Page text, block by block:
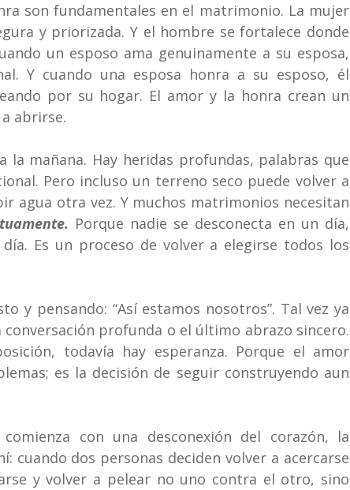
son fundamentales en el matrimonio. La mujer
y priorizada. Y el hombre se fortalece donde
un esposo ama genuinamente a su esposa,
Y cuando una esposa honra a su esposo, él
por su hogar. El amor y la honra crean un
abrirse.
la mañana. Hay heridas profundas, palabras que
Pero incluso un terreno seco puede volver a
agua otra vez. Y muchos matrimonios necesitan
Porque nadie se desconecta en un día,
Es un proceso de volver a elegirse todos los
y pensando: “Así estamos nosotros”. Tal vez ya
profunda o el último abrazo sincero.
todavía hay esperanza. Porque el amor
es la decisión de seguir construyendo aun
con una desconexión del corazón, la
cuando dos personas deciden volver a acercarse
y volver a pelear no uno contra el otro, sino